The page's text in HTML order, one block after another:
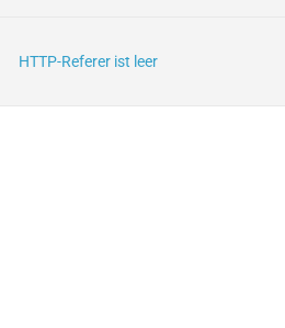
HTTP-Referer ist leer